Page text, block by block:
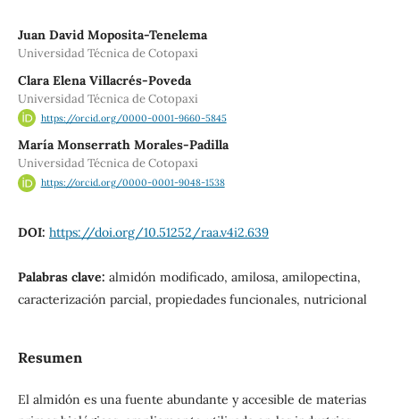
Juan David Moposita-Tenelema
Universidad Técnica de Cotopaxi
Clara Elena Villacrés-Poveda
Universidad Técnica de Cotopaxi
https://orcid.org/0000-0001-9660-5845
María Monserrath Morales-Padilla
Universidad Técnica de Cotopaxi
https://orcid.org/0000-0001-9048-1538
DOI: https://doi.org/10.51252/raa.v4i2.639
Palabras clave: almidón modificado, amilosa, amilopectina,
caracterización parcial, propiedades funcionales, nutricional
Resumen
El almidón es una fuente abundante y accesible de materias